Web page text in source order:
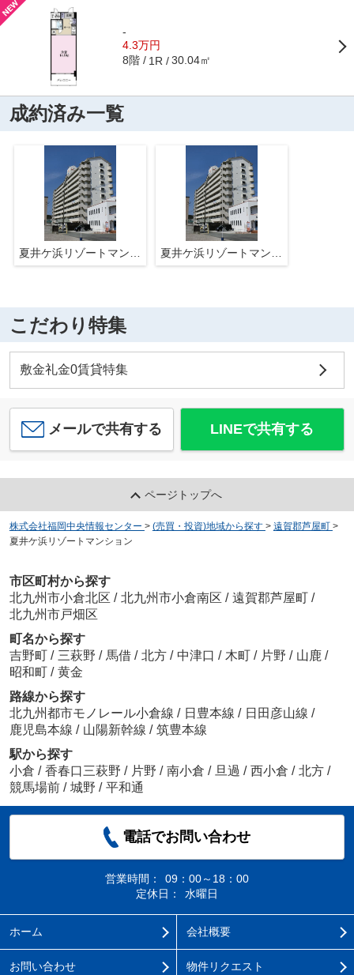
-
4.3万円
8階 1R 30.04㎡
成約済み一覧
こだわり特集
敷金礼金0賃貸特集
メールで共有する LINEで共有する
ページトップへ
株式会社福岡中央情報センター > (売買・投資)地域から探す > 遠賀郡芦屋町 >
夏井ケ浜リゾートマンション
市区町村から探す
北九州市小倉北区 / 北九州市小倉南区 / 遠賀郡芦屋町 /
北九州市戸畑区
町名から探す
吉野町 / 三萩野 / 馬借 / 北方 / 中津口 / 木町 / 片野 / 山鹿 /
昭和町 / 黄金
路線から探す
北九州都市モノレール小倉線 / 日豊本線 / 日田彦山線 /
鹿児島本線 / 山陽新幹線 / 筑豊本線
駅から探す
小倉 / 香春口三萩野 / 片野 / 南小倉 / 旦過 / 西小倉 / 北方 /
競馬場前 / 城野 / 平和通
電話でお問い合わせ
営業時間：
09：00～18：00
定休日：
水曜日
ホーム 会社概要
お問い合わせ 物件リクエスト